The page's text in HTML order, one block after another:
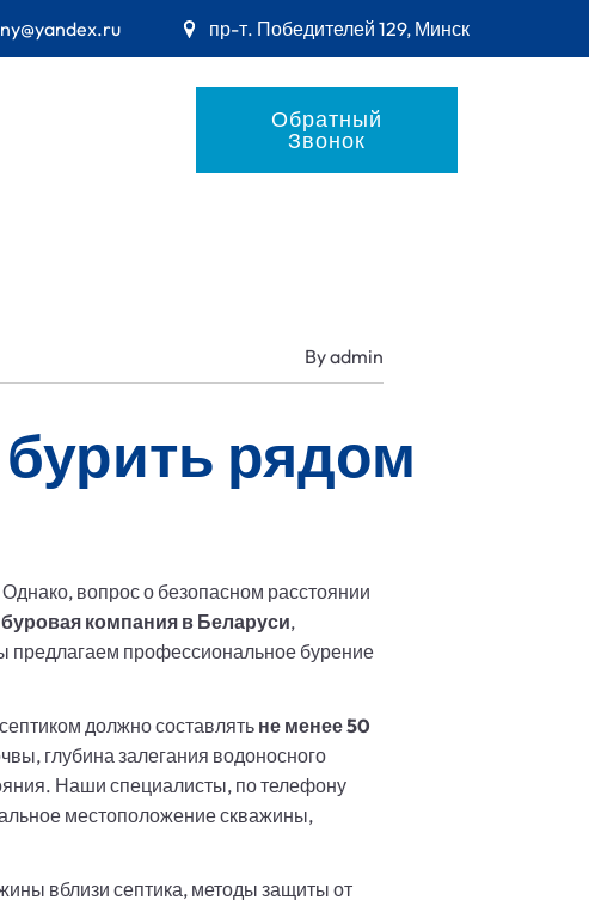
пр-т. Победителей 129, Минск
Обратный
Звонок
Byadmin
рядом
вопрос о безопасном расстоянии
компания в Беларуси,
предлагаем профессиональное бурение
должно составлять не менее 50
глубина залегания водоносного
Наши специалисты, по телефону
местоположение скважины,
вблизи септика, методы защиты от